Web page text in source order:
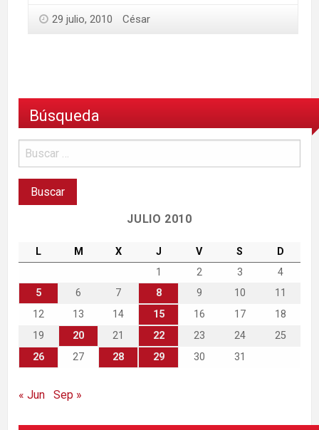
29 julio, 2010 César
Búsqueda
JULIO 2010
L M X J V S
D
1
2 3
4
5
6 7 8 9 10
11
12
13 14 15 16 17
18
19
20 21 22 23 24
25
26
27 28 29 30 31
« Jun Sep »